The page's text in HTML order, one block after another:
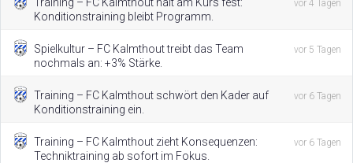
Konditionstraining bleibt Programm.
vor 4 Tagen
Spielkultur – FC Kalmthout treibt das Team
nochmals an: +3% Stärke.
vor 5 Tagen
Training – FC Kalmthout schwört den Kader auf
Konditionstraining ein.
vor 6 Tagen
Training – FC Kalmthout zieht Konsequenzen:
Techniktraining ab sofort im Fokus.
vor 6 Tagen